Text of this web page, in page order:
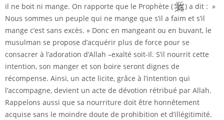
il ne boit ni mange. On rapporte que le Prophète (
) a dit : »
Nous sommes un peuple qui ne mange que s’il a faim et s’il
mange c’est sans excès. » Donc en mangeant ou en buvant, le
musulman se propose d’acquérir plus de force pour se
consacrer à l’adoration d’Allah –exalté soit-Il. S’il nourrit cette
intention, son manger et son boire seront dignes de
récompense. Ainsi, un acte licite, grâce à l’intention qui
l’accompagne, devient un acte de dévotion rétribué par Allah.
Rappelons aussi que sa nourriture doit être honnêtement
acquise sans le moindre doute de prohibition et d’illégitimité.